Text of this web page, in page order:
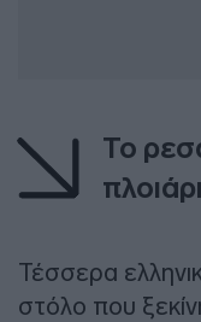
Το
Τέσσερα
στόλο που